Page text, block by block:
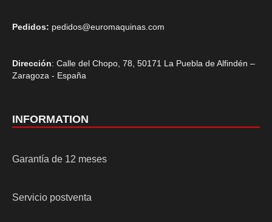
Pedidos: pedidos@euromaquinas.com
Dirección: Calle del Chopo, 78, 50171 La Puebla de Alfindén –
Zaragoza - España
INFORMATION
Garantía de 12 meses
Servicio postventa